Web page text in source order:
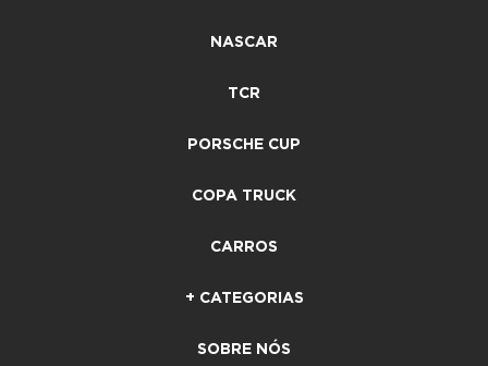
NASCAR
TCR
PORSCHE CUP
COPA TRUCK
CARROS
+ CATEGORIAS
SOBRE NÓS